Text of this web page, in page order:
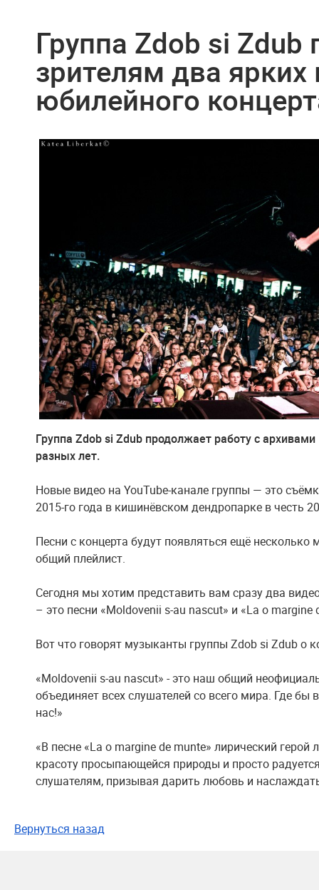
Группа Zdob si Zdub
зрителям два ярких
юбилейного
Группа Zdob si Zdub продолжает работу с
разных лет.
Новые видео на YouTube-канале группы — это
2015-го года в кишинёвском дендропарке в честь
Песни с концерта будут появляться ещё
общий плейлист.
Сегодня мы хотим представить вам сразу два
– это песни «Moldovenii s-au nascut» и «La o margine
Вот что говорят музыканты группы Zdob si Zdub о
«Moldovenii s-au nascut» - это наш общий
объединяет всех слушателей со всего мира. Где бы
нас!»
«В песне «La o margine de munte» лирический герой
красоту просыпающейся природы и просто
слушателям, призывая дарить любовь и
Вернуться назад